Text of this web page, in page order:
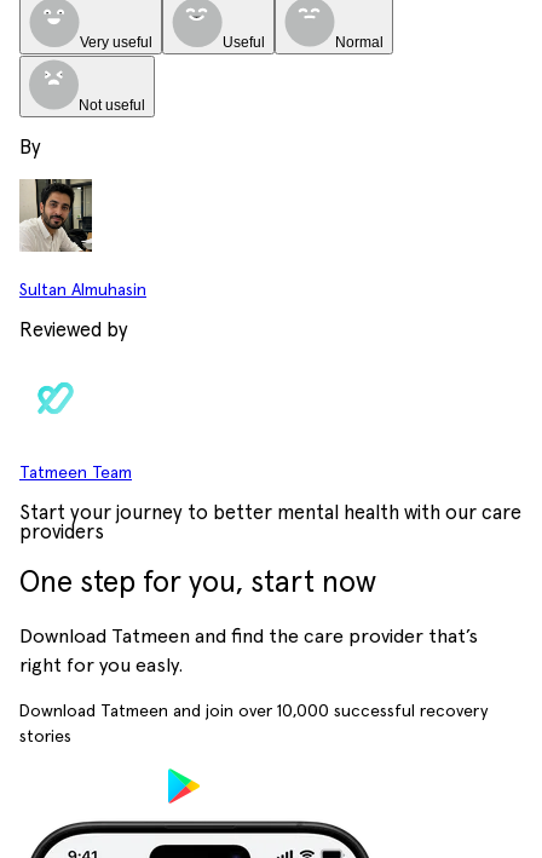
Very useful Useful Normal
Not useful
By
Sultan Almuhasin
Reviewed by
Tatmeen Team
Start your journey to better mental health with our care
providers
One step for you, start now
Download Tatmeen and find the care provider that’s
right for you easly.
Download Tatmeen and join over 10,000 successful recovery
stories